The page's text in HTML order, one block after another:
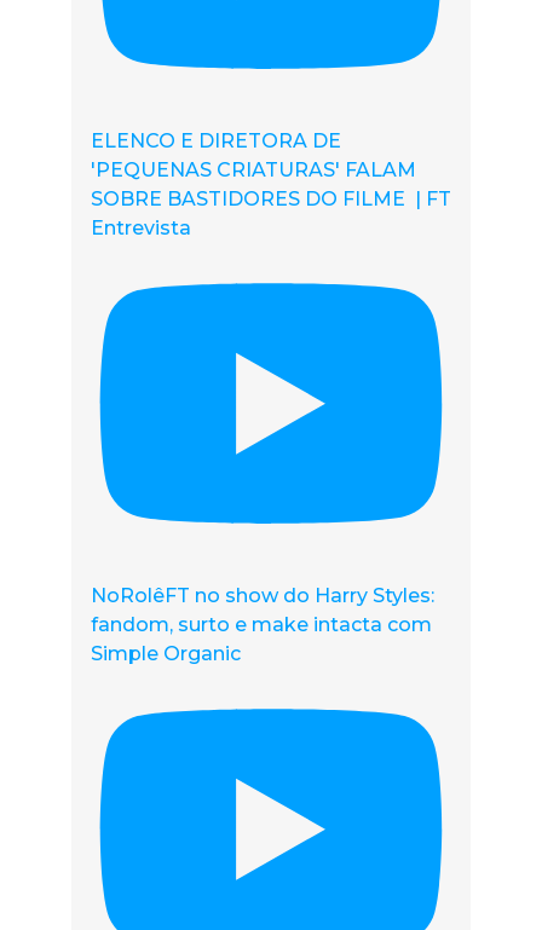
ELENCO E DIRETORA DE
'PEQUENAS CRIATURAS' FALAM
SOBRE BASTIDORES DO FILME | FT
Entrevista
NoRolêFT no show do Harry Styles:
fandom, surto e make intacta com
Simple Organic